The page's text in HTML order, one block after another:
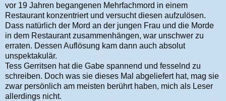
vor 19 Jahren begangenen Mehrfachmord in einem
Restaurant konzentriert und versucht diesen aufzulösen.
Dass natürlich der Mord an der jungen Frau und die Morde
in dem Restaurant zusammenhängen, war unschwer zu
erraten. Dessen Auflösung kam dann auch absolut
unspektakulär.
Tess Gerritsen hat die Gabe spannend und fesselnd zu
schreiben. Doch was sie dieses Mal abgeliefert hat, mag sie
zwar persönlich am meisten berührt haben, mich als Leser
allerdings nicht.